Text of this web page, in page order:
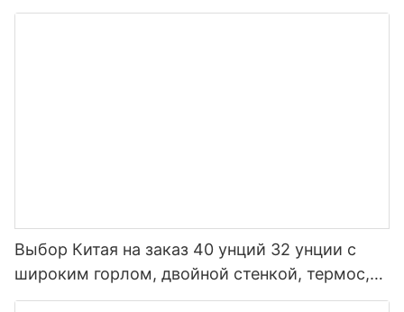
нержавеющей стали термос для детей
Выбор Китая на заказ 40 унций 32 унции с
широким горлом, двойной стенкой, термос,
изолированная спортивная бутылка для воды